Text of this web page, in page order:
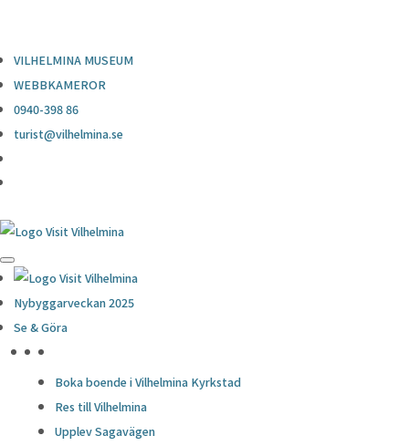
VILHELMINA MUSEUM
WEBBKAMEROR
0940-398 86
turist@vilhelmina.se
Nybyggarveckan 2025
Se & Göra
Boka boende i Vilhelmina Kyrkstad
Res till Vilhelmina
Upplev Sagavägen